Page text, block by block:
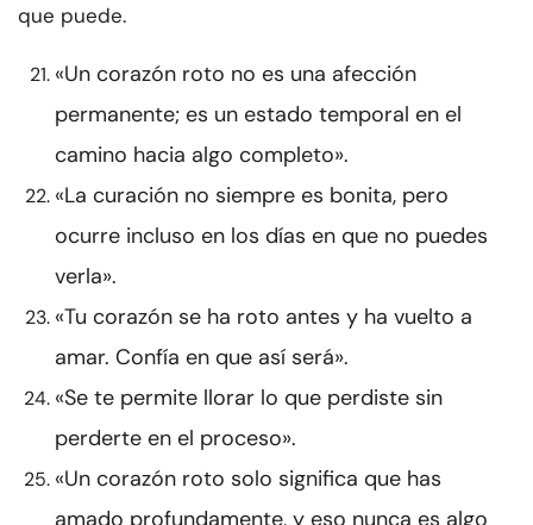
que puede.
«Un corazón roto no es una afección
permanente; es un estado temporal en el
camino hacia algo completo».
«La curación no siempre es bonita, pero
ocurre incluso en los días en que no puedes
verla».
«Tu corazón se ha roto antes y ha vuelto a
amar. Confía en que así será».
«Se te permite llorar lo que perdiste sin
perderte en el proceso».
«Un corazón roto solo significa que has